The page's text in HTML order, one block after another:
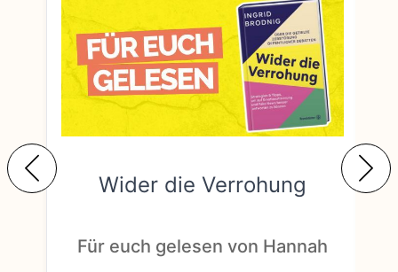
Wider die Verrohung
Für euch gelesen von Hannah